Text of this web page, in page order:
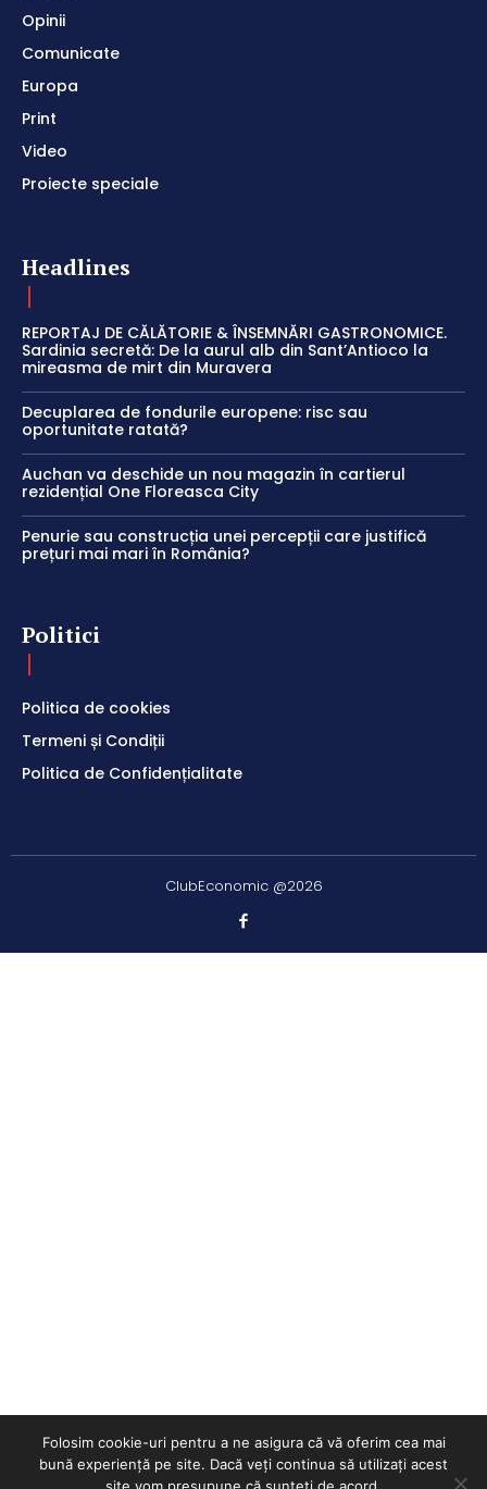
Opinii
Comunicate
Europa
Print
Video
Proiecte speciale
Headlines
REPORTAJ DE CĂLĂTORIE & ÎNSEMNĂRI GASTRONOMICE.
Sardinia secretă: De la aurul alb din Sant’Antioco la
mireasma de mirt din Muravera
Decuplarea de fondurile europene: risc sau
oportunitate ratată?
Auchan va deschide un nou magazin în cartierul
rezidențial One Floreasca City
Penurie sau construcția unei percepții care justifică
prețuri mai mari în România?
Politici
Politica de cookies
Termeni și Condiții
Politica de Confidențialitate
ClubEconomic @2026
Folosim cookie-uri pentru a ne asigura că vă oferim cea mai
bună experiență pe site. Dacă veți continua să utilizați acest